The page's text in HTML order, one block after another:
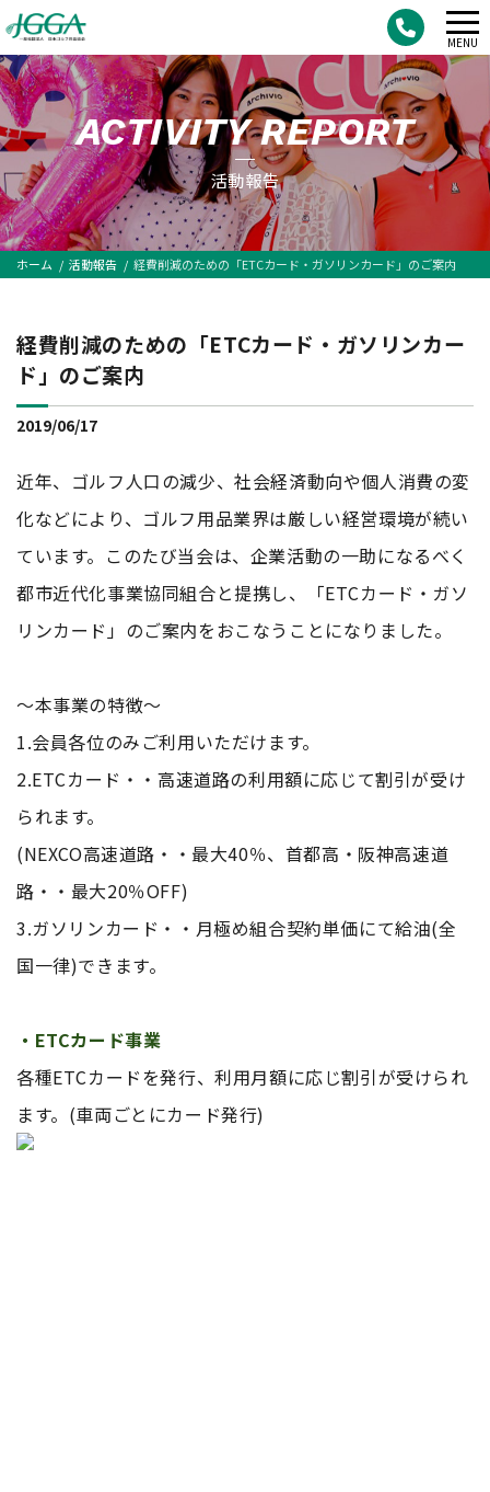
ACTIVITY REPORT
活動報告
ホーム 活動報告 経費削減のための「ETCカード・ガソリンカード」のご案内
経費削減のための「ETCカード・ガソリンカー
ド」のご案内
2019/06/17
近年、ゴルフ人口の減少、社会経済動向や個人消費の変
化などにより、ゴルフ用品業界は厳しい経営環境が続い
ています。このたび当会は、企業活動の一助になるべく
都市近代化事業協同組合と提携し、「ETCカード・ガソ
リンカード」のご案内をおこなうことになりました。
～本事業の特徴～
1.会員各位のみご利用いただけます。
2.ETCカード・・高速道路の利用額に応じて割引が受け
られます。
(NEXCO高速道路・・最大40％、首都高・阪神高速道
路・・最大20％OFF)
3.ガソリンカード・・月極め組合契約単価にて給油(全
国一律)できます。
・ETCカード事業
各種ETCカードを発行、利用月額に応じ割引が受けられ
ます。(車両ごとにカード発行)
メ
ニ
ュ
ー
MENU